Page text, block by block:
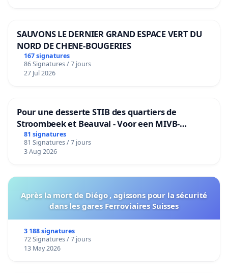
SAUVONS LE DERNIER GRAND ESPACE VERT DU
NORD DE CHENE-BOUGERIES
167 signatures
86 Signatures / 7 jours
27 Jul 2026
Pour une desserte STIB des quartiers de
Stroombeek et Beauval - Voor een MIVB-
bediening van de wijken Strombeek en Het
Voor
81 signatures
81 Signatures / 7 jours
3 Aug 2026
Après la mort de Diégo , agissons pour la sécurité
dans les gares Ferroviaires Suisses
3 188 signatures
72 Signatures / 7 jours
13 May 2026